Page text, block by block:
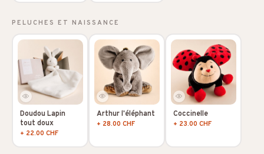
PELUCHES ET NAISSANCE
Doudou Lapin
tout doux
+ 22.00 CHF
Arthur l'éléphant
+ 28.00 CHF
Coccinelle
+ 23.00 CHF